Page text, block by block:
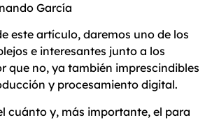
García
este artículo, daremos uno de los
e interesantes junto a los
que no, ya también imprescindibles
y procesamiento digital.
cuánto y, más importante, el para